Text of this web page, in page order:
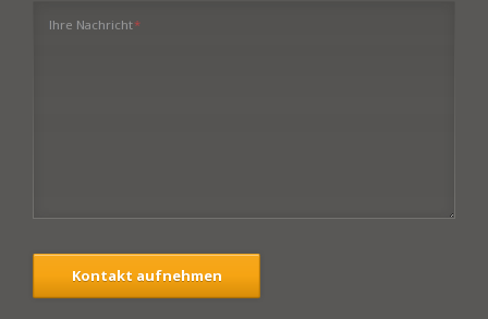
Pflichtfeld
Ihre Nachricht*
Kontakt aufnehmen